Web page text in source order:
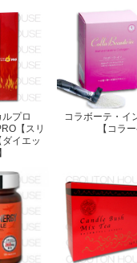
プロ
【スリ
ダイエッ
コラボーテ・イ
【コラ